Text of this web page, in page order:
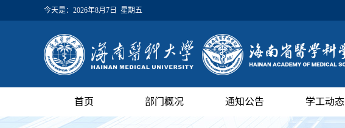
今天是： 2026年8月7日 星期五
首页 部门概况 通知公告 学工动态